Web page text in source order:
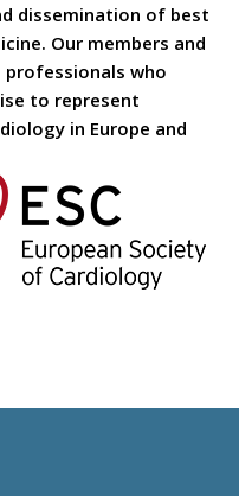
dissemination of best
Our members and
professionals who
to represent
in Europe and